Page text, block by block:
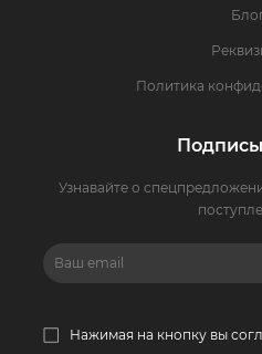
Политика
Узнавайте о
Нажимая на кнопку вы